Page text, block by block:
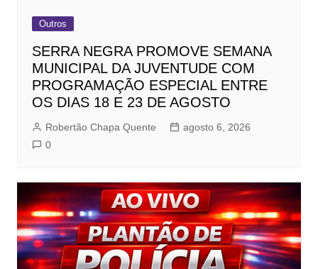
Outros
SERRA NEGRA PROMOVE SEMANA
MUNICIPAL DA JUVENTUDE COM
PROGRAMAÇÃO ESPECIAL ENTRE
OS DIAS 18 E 23 DE AGOSTO
Robertão Chapa Quente
agosto 6, 2026
0